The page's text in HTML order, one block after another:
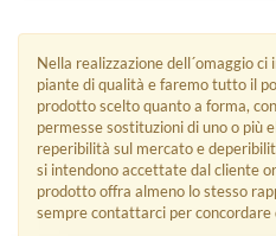
Nella realizzazione dell´omaggio
piante di qualità e faremo tutto il
prodotto scelto quanto a forma,
permesse sostituzioni di uno o più
reperibilità sul mercato e
si intendono accettate dal cliente
prodotto offra almeno lo stesso
sempre contattarci per